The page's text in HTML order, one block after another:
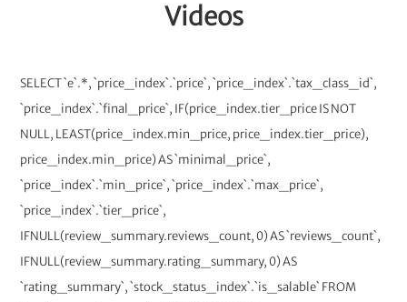
Videos
SELECT `e`.*, `price_index`.`price`, `price_index`.`tax_class_id`,
`price_index`.`final_price`, IF(price_index.tier_price IS NOT
NULL, LEAST(price_index.min_price, price_index.tier_price),
price_index.min_price) AS `minimal_price`,
`price_index`.`min_price`, `price_index`.`max_price`,
`price_index`.`tier_price`,
IFNULL(review_summary.reviews_count, 0) AS `reviews_count`,
IFNULL(review_summary.rating_summary, 0) AS
`rating_summary`, `stock_status_index`.`is_salable` FROM